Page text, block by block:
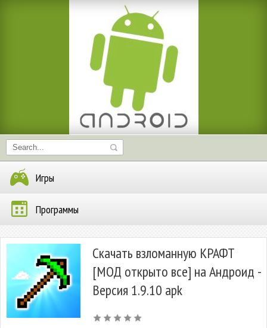
Игры
Программы
Скачать взломанную КРАФТ
[МОД открыто все] на Андроид -
Версия 1.9.10 apk